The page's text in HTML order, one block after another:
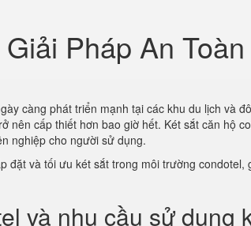
Pháp An
càng phát triển mạnh tại các khu du lịch và
nên cấp thiết hơn bao giờ hết. Két sắt căn hộ
nghiệp cho người sử dụng.
đặt và tối ưu két sắt trong môi trường
và nhu cầu sử dụng